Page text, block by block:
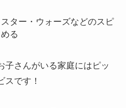
ター・ウォーズなどのスピ
る
子さんがいる家庭にはピッ
スです！